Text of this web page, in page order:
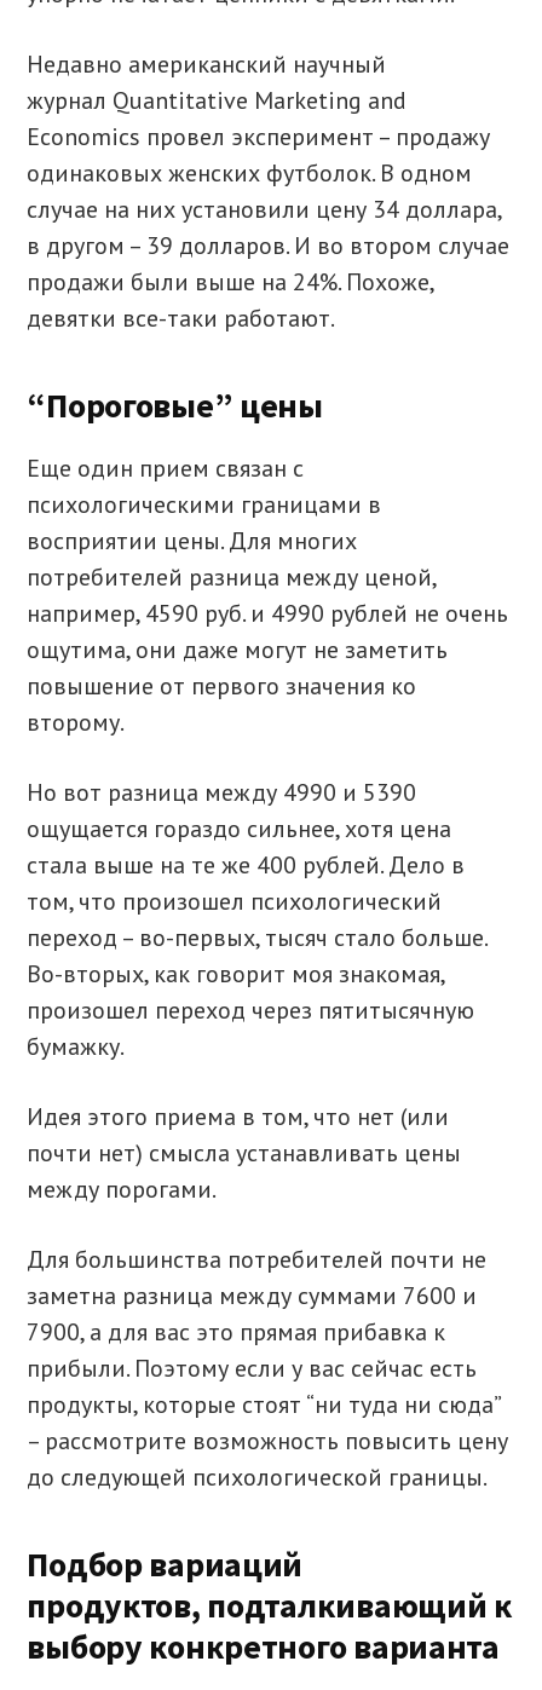
Недавно американский научный
журнал Quantitative Marketing and
Economics провел эксперимент – продажу
одинаковых женских футболок. В одном
случае на них установили цену 34 доллара,
в другом – 39 долларов. И во втором случае
продажи были выше на 24%. Похоже,
девятки все-таки работают.
“Пороговые” цены
Еще один прием связан с
психологическими границами в
восприятии цены. Для многих
потребителей разница между ценой,
например, 4590 руб. и 4990 рублей не очень
ощутима, они даже могут не заметить
повышение от первого значения ко
второму.
Но вот разница между 4990 и 5390
ощущается гораздо сильнее, хотя цена
стала выше на те же 400 рублей. Дело в
том, что произошел психологический
переход – во-первых, тысяч стало больше.
Во-вторых, как говорит моя знакомая,
произошел переход через пятитысячную
бумажку.
Идея этого приема в том, что нет (или
почти нет) смысла устанавливать цены
между порогами.
Для большинства потребителей почти не
заметна разница между суммами 7600 и
7900, а для вас это прямая прибавка к
прибыли. Поэтому если у вас сейчас есть
продукты, которые стоят “ни туда ни сюда”
– рассмотрите возможность повысить цену
до следующей психологической границы.
Подбор вариаций
продуктов, подталкивающий к
выбору конкретного варианта